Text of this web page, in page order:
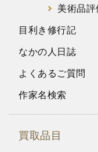
美術品評
目利き修行記
なかの人日誌
よくあるご質問
作家名検索
買取品目